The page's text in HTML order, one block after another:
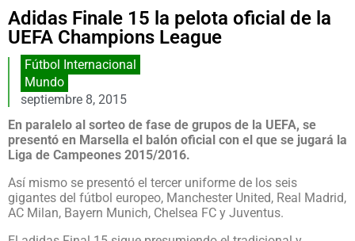
Adidas Finale 15 la pelota oficial de la
UEFA Champions League
Fútbol Internacional
Mundo
septiembre 8, 2015
En paralelo al sorteo de fase de grupos de la UEFA, se
presentó en Marsella el balón oficial con el que se jugará la
Liga de Campeones 2015/2016.
Así mismo se presentó el tercer uniforme de los seis
gigantes del fútbol europeo, Manchester United, Real Madrid,
AC Milan, Bayern Munich, Chelsea FC y Juventus.